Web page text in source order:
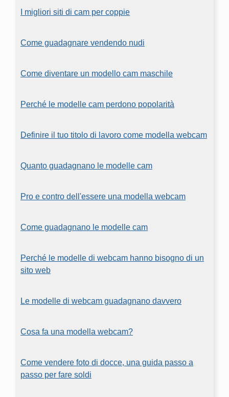
I migliori siti di cam per coppie
Come guadagnare vendendo nudi
Come diventare un modello cam maschile
Perché le modelle cam perdono popolarità
Definire il tuo titolo di lavoro come modella webcam
Quanto guadagnano le modelle cam
Pro e contro dell'essere una modella webcam
Come guadagnano le modelle cam
Perché le modelle di webcam hanno bisogno di un
sito web
Le modelle di webcam guadagnano davvero
Cosa fa una modella webcam?
Come vendere foto di docce, una guida passo a
passo per fare soldi